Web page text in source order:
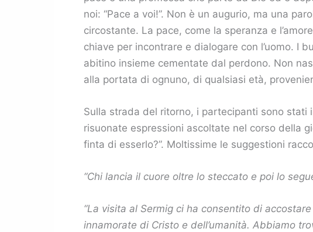
noi: “Pace a voi!”. Non è un augurio, ma una
circostante. La pace, come la speranza e
chiave per incontrare e dialogare con l’uomo. I
abitino insieme cementate dal perdono. Non
alla portata di ognuno, di qualsiasi età,
Sulla strada del ritorno, i partecipanti sono stati
risuonate espressioni ascoltate nel corso della
finta di esserlo?”. Moltissime le suggestioni
“Chi lancia il cuore oltre lo steccato e poi lo
“La visita al Sermig ci ha consentito di
innamorate di Cristo e dell’umanità. Abbiamo